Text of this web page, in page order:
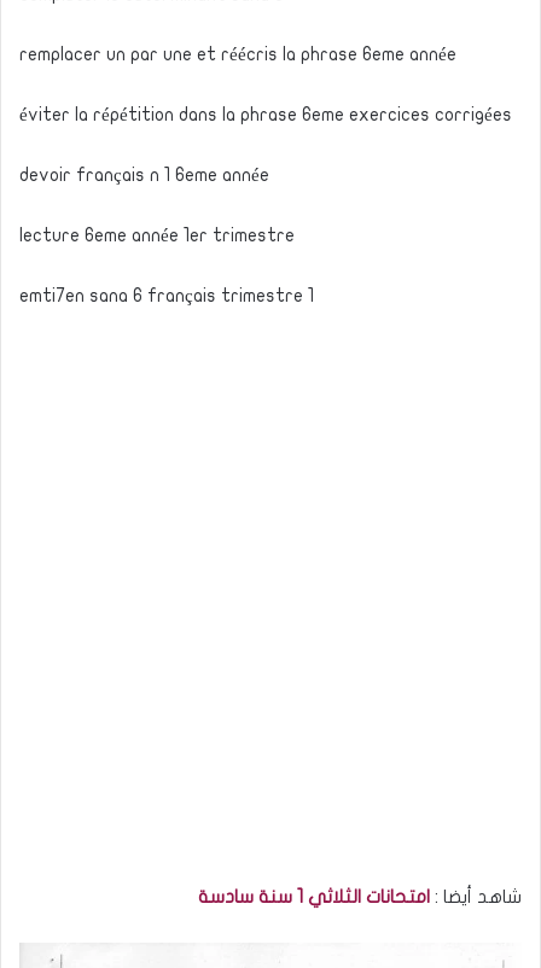
remplacer un par une et réécris la phrase 6eme année
éviter la répétition dans la phrase 6eme exercices corrigées
devoir français n 1 6eme année
lecture 6eme année 1er trimestre
emti7en sana 6 français trimestre 1
شاهد أيضا : امتحانات الثلاثي 1 سنة سادسة